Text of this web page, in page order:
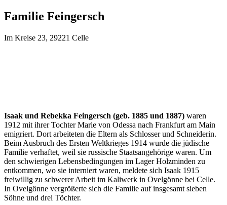
Familie Feingersch
Im Kreise 23, 29221 Celle
Isaak und Rebekka Feingersch (geb. 1885 und 1887) waren
1912 mit ihrer Tochter Marie von Odessa nach Frankfurt am Main
emigriert. Dort arbeiteten die Eltern als Schlosser und Schneiderin.
Beim Ausbruch des Ersten Weltkrieges 1914 wurde die jüdische
Familie verhaftet, weil sie russische Staatsangehörige waren. Um
den schwierigen Lebensbedingungen im Lager Holzminden zu
entkommen, wo sie interniert waren, meldete sich Isaak 1915
freiwillig zu schwerer Arbeit im Kaliwerk in Ovelgönne bei Celle.
In Ovelgönne vergrößerte sich die Familie auf insgesamt sieben
Söhne und drei Töchter.